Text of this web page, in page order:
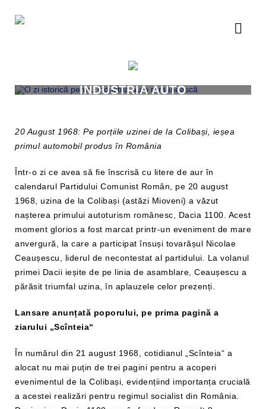
O ZI ISTORICĂ PENTRU
INDUSTRIA AUTO
20 August 1968: Pe porțiile uzinei de la Colibași, ieșea
primul automobil produs în România
Într-o zi ce avea să fie înscrisă cu litere de aur în
calendarul Partidului Comunist Român, pe 20 august
1968, uzina de la Colibași (astăzi Mioveni) a văzut
nașterea primului autoturism românesc, Dacia 1100. Acest
moment glorios a fost marcat printr-un eveniment de mare
anvergură, la care a participat însuși tovarășul Nicolae
Ceaușescu, liderul de necontestat al partidului. La volanul
primei Dacii ieșite de pe linia de asamblare, Ceaușescu a
părăsit triumfal uzina, în aplauzele celor prezenți.
Lansare anunțată poporului, pe prima pagină a
ziarului „Scînteia“
În numărul din 21 august 1968, cotidianul „Scînteia“ a
alocat nu mai puțin de trei pagini pentru a acoperi
evenimentul de la Colibași, evidențiind importanța crucială
a acestei realizări pentru regimul socialist din România.